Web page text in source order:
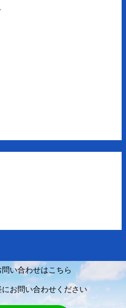
い合わせはこちら
お問い合わせください